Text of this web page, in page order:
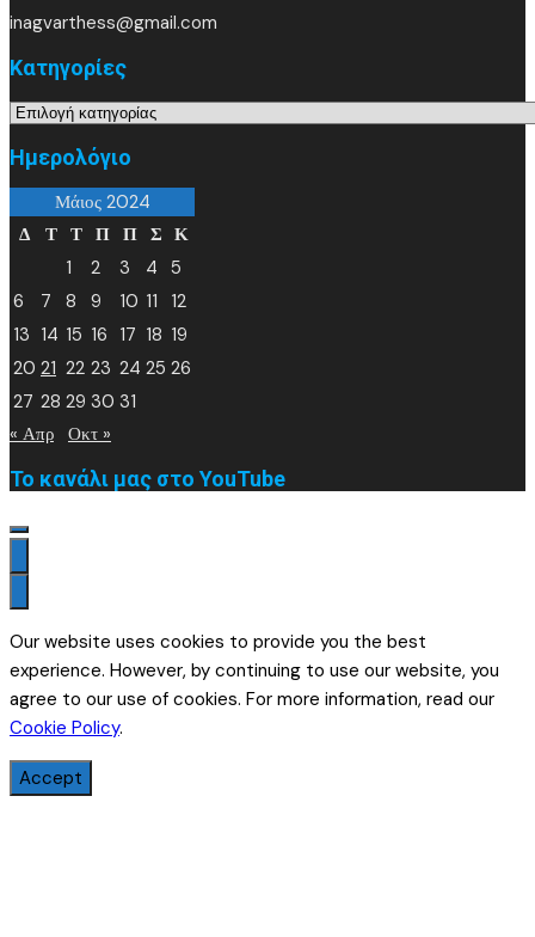
inagvarthess@gmail.com
Kατηγορίες
Kατηγορίες
Ημερολόγιο
Μάιος 2024
Δ
Τ Τ Π Π Σ Κ
1
2 3 4 5
6
7 8 9 10 11
12
13 14 15 16 17 18 19
20 21 22 23 24 25 26
27 28 29 30 31
« Απρ Οκτ »
Το κανάλι μας στο YouTube
Our website uses cookies to provide you the best
experience. However, by continuing to use our website, you
agree to our use of cookies. For more information, read our
Cookie Policy.
Accept